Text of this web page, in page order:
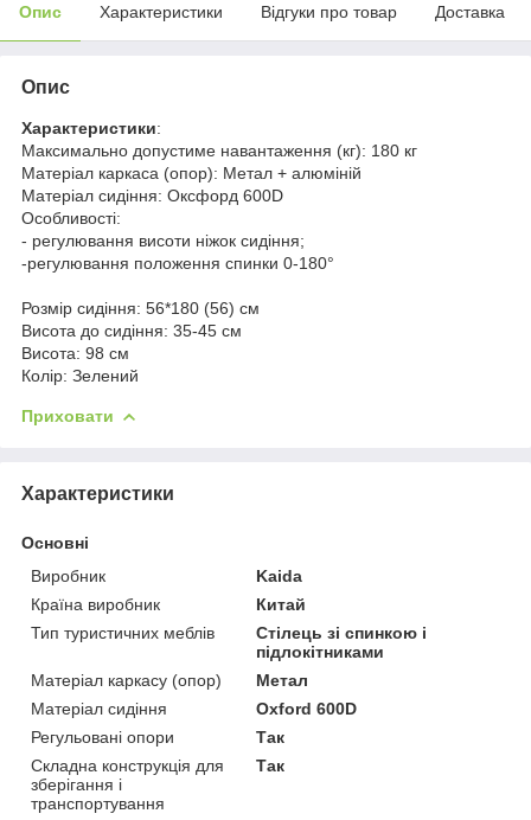
Опис Характеристики Відгуки про товар Доставка
Опис
Характеристики:
Максимально допустиме навантаження (кг): 180 кг
Матеріал каркаса (опор): Метал + алюміній
Матеріал сидіння: Оксфорд 600D
Особливості:
- регулювання висоти ніжок сидіння;
-регулювання положення спинки 0-180°
Розмір сидіння: 56*180 (56) см
Висота до сидіння: 35-45 см
Висота: 98 см
Колір: Зелений
Приховати
Характеристики
Основні
Виробник
Kaida
Країна виробник
Китай
Тип туристичних меблів
Стілець зі спинкою і
підлокітниками
Матеріал каркасу (опор)
Метал
Матеріал сидіння
Oxford 600D
Регульовані опори
Так
Складна конструкція для
зберігання і
транспортування
Так